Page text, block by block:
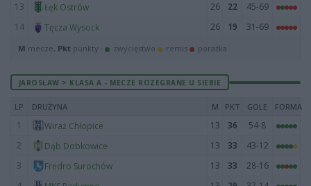
13
Łęk Ostrów 26 22
45-69
14
Tęcza Wysock 26 19 31-69
M mecze, Pkt punkty · zwycięstwo remis porażka
JAROSŁAW > KLASA A - MECZE ROZEGRANE U SIEBIE
LP DRUŻYNA M PKT GOLE FORMA
1 Wiraż Chłopice 13 36
54-8
2
Dąb Dobkowice 13 33
43-12
3
Fredro Surochów 13 33
28-16